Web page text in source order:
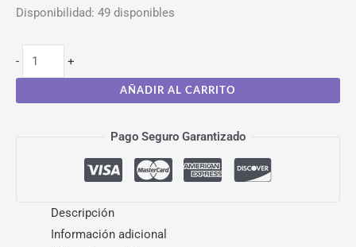
Disponibilidad: 49 disponibles
- +
AÑADIR AL CARRITO
Pago Seguro Garantizado
Descripción
Información adicional